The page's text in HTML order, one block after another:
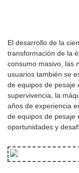
El desarrollo de la
transformación de la
consumo masivo, las
usuarios también se
de equipos de pesaje
supervivencia, la
años de experiencia
de equipos de pesaje
oportunidades y